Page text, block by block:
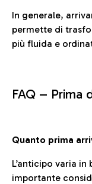
In generale,
permette di
più fluida e
FAQ – Prima
Quanto prima
L’anticipo varia
importante